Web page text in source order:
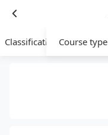
Classification Course type